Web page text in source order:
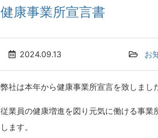
健康事業所宣言書
2024.09.13 お
弊社は本年から健康事業所宣言を致しまし
従業員の健康増進を図り元気に働ける事
します。